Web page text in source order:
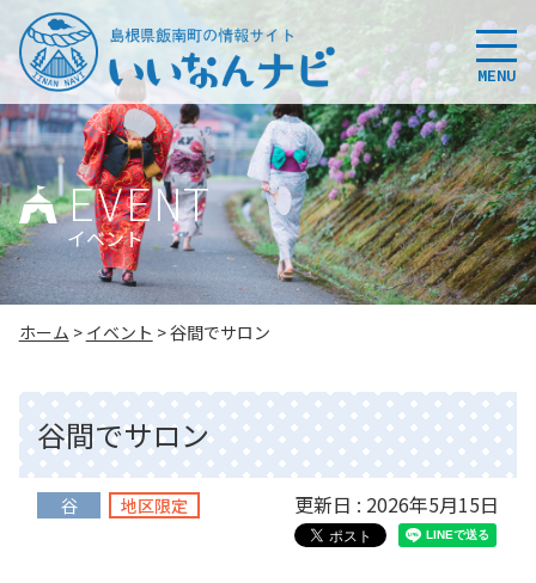
このページの本文へ
MENU
EVENT
イベント
こ
ー
ジ
の
位
ホーム > イベント >谷間でサロン
谷間でサロン
谷 地区限定 更新日 : 2026年5月15日